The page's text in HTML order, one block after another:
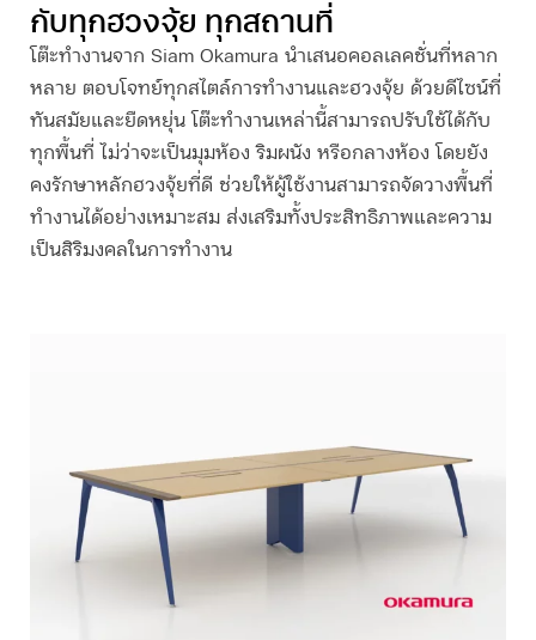
กับทุกฮวงจุ้ย ทุกสถานที่
โต๊ะทำงานจาก Siam Okamura นำเสนอคอลเลคชั่นที่หลาก
หลาย ตอบโจทย์ทุกสไตล์การทำงานและฮวงจุ้ย ด้วยดีไซน์ที่
ทันสมัยและยืดหยุ่น โต๊ะทำงานเหล่านี้สามารถปรับใช้ได้กับ
ทุกพื้นที่ ไม่ว่าจะเป็นมุมห้อง ริมผนัง หรือกลางห้อง โดยยัง
คงรักษาหลักฮวงจุ้ยที่ดี ช่วยให้ผู้ใช้งานสามารถจัดวางพื้นที่
ทำงานได้อย่างเหมาะสม ส่งเสริมทั้งประสิทธิภาพและความ
เป็นสิริมงคลในการทำงาน